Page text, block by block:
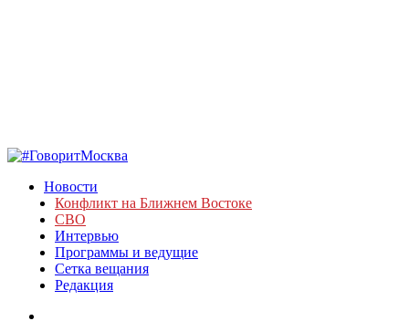
Новости
Конфликт на Ближнем Востоке
СВО
Интервью
Программы и ведущие
Сетка вещания
Редакция